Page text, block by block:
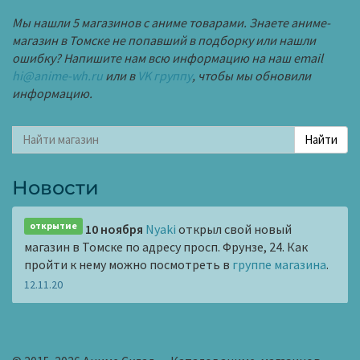
Мы нашли 5 магазинов с аниме товарами. Знаете аниме-
магазин в Томске не попавший в подборку или нашли
ошибку? Напишите нам всю информацию на наш email
hi@anime-wh.ru или в VK группу, чтобы мы обновили
информацию.
Новости
открытие 10 ноября Nyaki открыл свой новый
магазин в Томске по адресу просп. Фрунзе, 24. Как
пройти к нему можно посмотреть в группе магазина.
12.11.20